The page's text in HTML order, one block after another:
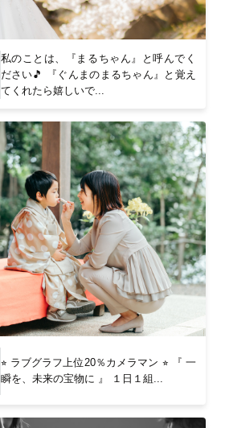
私のことは、『まるちゃん』と呼んでく
ださい🎵 『ぐんまのまるちゃん』と覚え
てくれたら嬉しいで...
⭐︎ ラブグラフ上位20％カメラマン ⭐︎ 『 一
瞬を、未来の宝物に 』 １日１組...